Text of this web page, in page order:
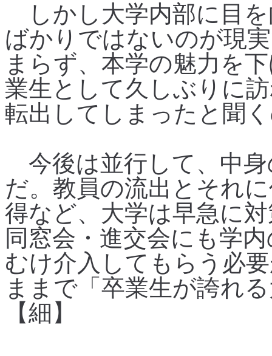
しかし大学内部に目
ばかりではないのが現
まらず、本学の魅力を
業生として久しぶりに
転出してしまったと聞
今後は並行して、中
だ。教員の流出とそれ
得など、大学は早急に
同窓会・進交会にも学
むけ介入してもらう必
ままで「卒業生が誇れ
【細】